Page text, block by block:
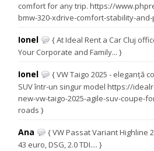
comfort for any trip. https://
bmw-320-xdrive-comfort-stability-
Ionel
{ At Ideal Rent a Car Cluj
Your Corporate and Family... }
Ionel
{ VW Taigo 2025 - eleganță
SUV într-un singur model https://
new-vw-taigo-2025-agile-suv-coupe-
roads }
Ana
{ VW Passat Variant Highline
43 euro, DSG, 2.0 TDI.... }